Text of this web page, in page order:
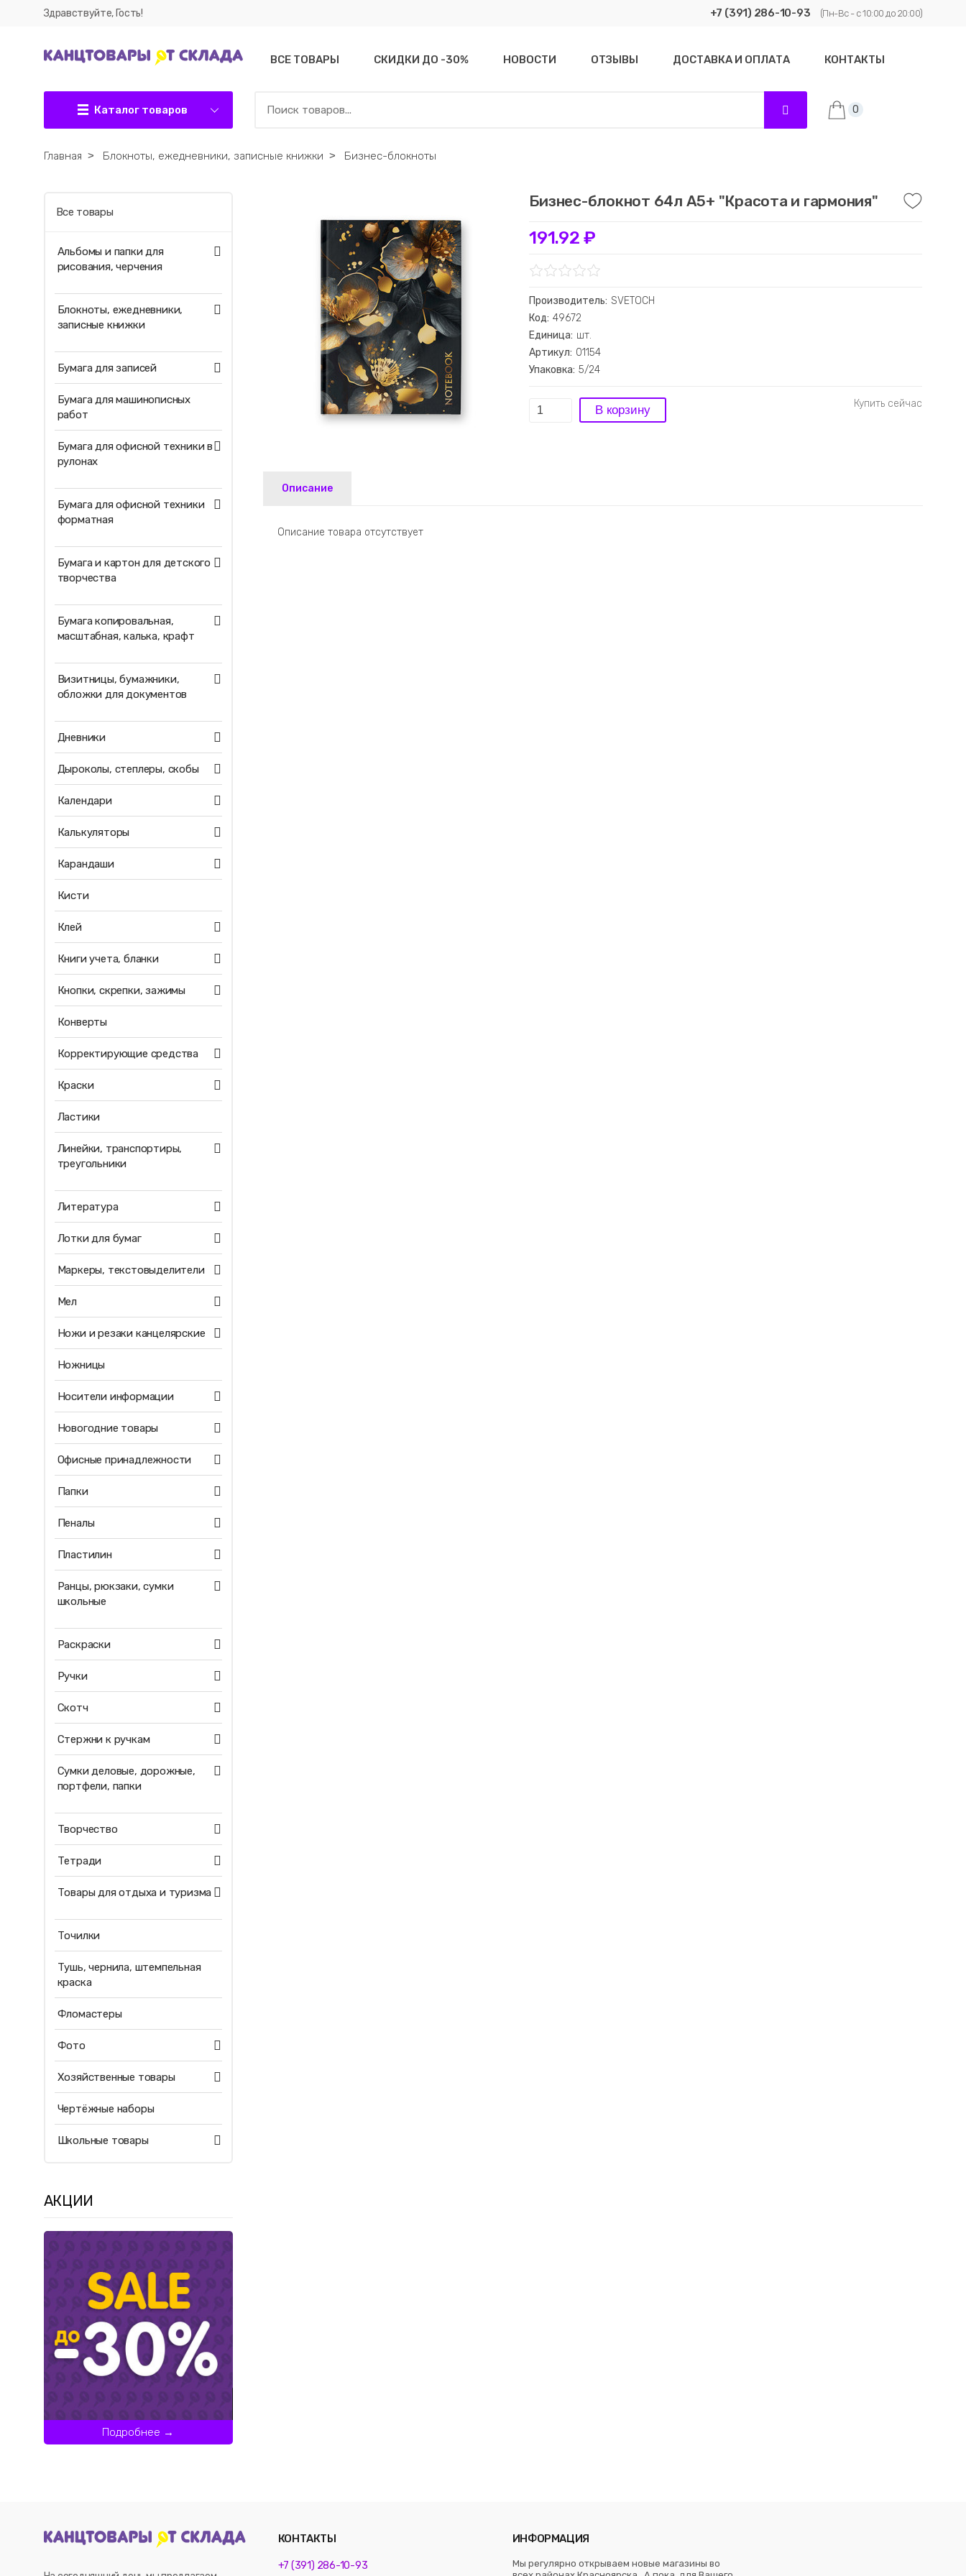
Здравствуйте, Гость! +7 (391) 286-10-93 (Пн-Вс - с 10:00 до 20:00)
Каталог товаров
ВСЕ ТОВАРЫ СКИДКИ ДО -30% НОВОСТИ ОТЗЫВЫ ДОСТАВКА И ОПЛАТА КОНТАКТЫ
0
Главная ˃ Блокноты, ежедневники, записные книжки ˃ Бизнес-блокноты
Бизнес-блокнот 64л А5+ "Красота и гармония"
191.92 ₽
Производитель: SVETOCH
Код: 49672
Единица: шт.
Артикул: 01154
Упаковка: 5/24
Описание
Описание товара отсутствует
Все товары
Альбомы и папки для
рисования, черчения
Блокноты, ежедневники,
записные книжки
Бумага для записей
Бумага для машинописных
работ
Бумага для офисной техники в
рулонах
Бумага для офисной техники
форматная
Бумага и картон для детского
творчества
Бумага копировальная,
масштабная, калька, крафт
Визитницы, бумажники,
обложки для документов
Дневники
Дыроколы, степлеры, скобы
Календари
Калькуляторы
Карандаши
Кисти
Клей
Книги учета, бланки
Кнопки, скрепки, зажимы
Конверты
Корректирующие средства
Краски
Ластики
Линейки, транспортиры,
треугольники
Литература
Лотки для бумаг
Маркеры, текстовыделители
Мел
Ножи и резаки канцелярские
Ножницы
Носители информации
Новогодние товары
Офисные принадлежности
Папки
Пеналы
Пластилин
Ранцы, рюкзаки, сумки
школьные
Раскраски
Ручки
Скотч
Стержни к ручкам
Сумки деловые, дорожные,
портфели, папки
Творчество
Тетради
Товары для отдыха и туризма
Точилки
Тушь, чернила, штемпельная
краска
Фломастеры
Фото
Хозяйственные товары
Чертёжные наборы
Школьные товары
АКЦИИ
Подробнее →
КОНТАКТЫ
+7 (391) 286-10-93
ИНФОРМАЦИЯ
Мы регулярно открываем новые магазины во